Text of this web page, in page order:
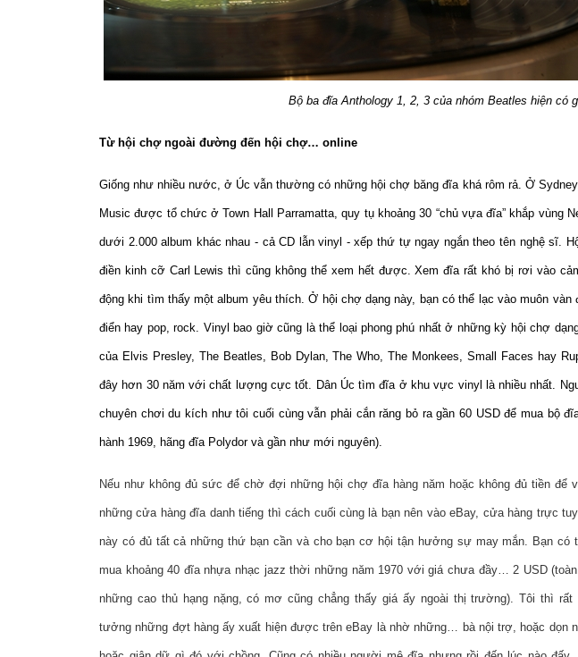
Bộ ba đĩa Anthology 1, 2, 3 của nhóm Beatles hiện có
Từ hội chợ ngoài đường đến hội chợ… online
Giống như nhiều nước, ở Úc vẫn thường có những hội chợ băng đĩa khá rôm rả. Ở
Music được tổ chức ở Town Hall Parramatta, quy tụ khoảng 30 “chủ vựa đĩa” khắp vùng
dưới 2.000 album khác nhau - cả CD lẫn vinyl - xếp thứ tự ngay ngắn theo tên nghệ sĩ.
điền kinh cỡ Carl Lewis thì cũng không thể xem hết được. Xem đĩa rất khó bị rơi vào
động khi tìm thấy một album yêu thích. Ở hội chợ dạng này, bạn có thể lạc vào muôn
điển hay pop, rock. Vinyl bao giờ cũng là thể loại phong phú nhất ở những kỳ hội chợ
của Elvis Presley, The Beatles, Bob Dylan, The Who, The Monkees, Small Faces hay
đây hơn 30 năm với chất lượng cực tốt. Dân Úc tìm đĩa ở khu vực vinyl là nhiều nhất.
chuyên chơi du kích như tôi cuối cùng vẫn phải cắn răng bỏ ra gần 60 USD để mua bộ
hành 1969, hãng đĩa Polydor và gần như mới nguyên).
Nếu như không đủ sức để chờ đợi những hội chợ đĩa hàng năm hoặc không đủ tiền để
những cửa hàng đĩa danh tiếng thì cách cuối cùng là bạn nên vào eBay, cửa hàng trực
này có đủ tất cả những thứ bạn cần và cho bạn cơ hội tận hưởng sự may mắn. Bạn có
mua khoảng 40 đĩa nhựa nhạc jazz thời những năm 1970 với giá chưa đầy… 2 USD
những cao thủ hạng nặng, có mơ cũng chẳng thấy giá ấy ngoài thị trường). Tôi thì rất
tưởng những đợt hàng ấy xuất hiện được trên eBay là nhờ những… bà nội trợ, hoặc dọn